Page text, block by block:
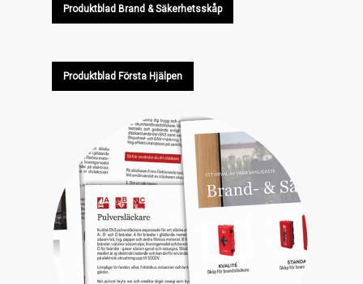
Produktblad Brand & Säkerhetsskåp
Produktblad Första Hjälpen